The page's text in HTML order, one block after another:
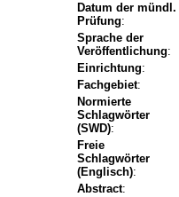
Datum der mündl.
Prüfung:
Sprache der
Veröffentlichung:
Einrichtung:
Fachgebiet:
Normierte
Schlagwörter
(SWD):
Freie
Schlagwörter
(Englisch):
Abstract: